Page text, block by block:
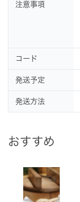
おすすめ
注意事項
コード
発送予定
発送方法